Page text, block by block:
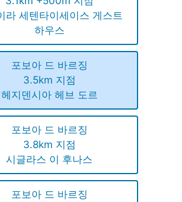
라 세텐타이세이스 게스트
하우스
포보아 드 바르징
3.5km 지점
헤지덴시아 헤브 도르
포보아 드 바르징
3.8km 지점
시글라스 이 후나스
포보아 드 바르징